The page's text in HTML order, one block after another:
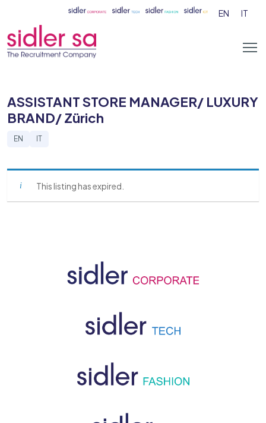
EN IT
ASSISTANT STORE MANAGER/ LUXURY
BRAND/ Zürich
EN IT
This listing has expired.